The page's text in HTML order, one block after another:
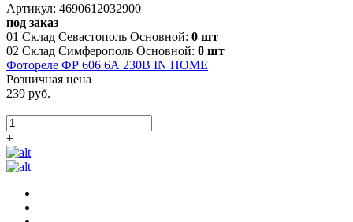
Артикул: 4690612032900
под заказ
01 Склад Севастополь Основной: 0 шт
02 Склад Симферополь Основной: 0 шт
Фотореле ФР 606 6А 230В IN HOME
Розничная цена
239 руб.
–
+